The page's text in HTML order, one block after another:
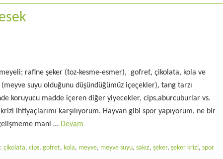
rafine şeker (toz-kesme-esmer), gofret, çikolata, kola ve
suyu olduğunu düşündüğümüz içeçekler), tang tarzı
koruyucu madde içeren diğer yiyecekler, cips,aburcuburlar vs.
ihtiyaçlarımı karşılıyorum. Hayvan gibi spor yapıyorum, ne bir
mani … Devam
çikolata, cips, gofret, kola, meyve, meyve suyu, sakız, şeker, şeker krizi, spor